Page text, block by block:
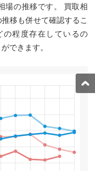
場の推移です。 買取相
移も併せて確認するこ
の程度存在しているの
できます。